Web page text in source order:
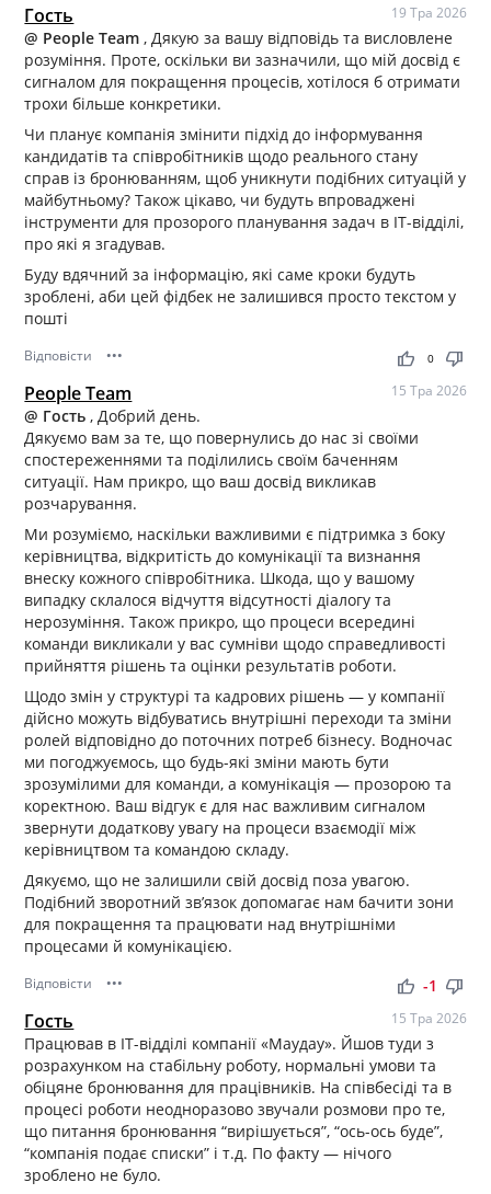
Гость 19 Тра 2026
@ People Team , Дякую за вашу відповідь та висловлене
розуміння. Проте, оскільки ви зазначили, що мій досвід є
сигналом для покращення процесів, хотілося б отримати
трохи більше конкретики.
Чи планує компанія змінити підхід до інформування
кандидатів та співробітників щодо реального стану
справ із бронюванням, щоб уникнути подібних ситуацій у
майбутньому? Також цікаво, чи будуть впроваджені
інструменти для прозорого планування задач в IT-відділі,
про які я згадував.
Буду вдячний за інформацію, які саме кроки будуть
зроблені, аби цей фідбек не залишився просто текстом у
пошті
Відповісти ••• thumb_up thumb_down
0
People Team 15 Тра 2026
@ Гость, Добрий день.
Дякуємо вам за те, що повернулись до нас зі своїми
спостереженнями та поділились своїм баченням
ситуації. Нам прикро, що ваш досвід викликав
розчарування.
Ми розуміємо, наскільки важливими є підтримка з боку
керівництва, відкритість до комунікації та визнання
внеску кожного співробітника. Шкода, що у вашому
випадку склалося відчуття відсутності діалогу та
нерозуміння. Також прикро, що процеси всередині
команди викликали у вас сумніви щодо справедливості
прийняття рішень та оцінки результатів роботи.
Щодо змін у структурі та кадрових рішень — у компанії
дійсно можуть відбуватись внутрішні переходи та зміни
ролей відповідно до поточних потреб бізнесу. Водночас
ми погоджуємось, що будь-які зміни мають бути
зрозумілими для команди, а комунікація — прозорою та
коректною. Ваш відгук є для нас важливим сигналом
звернути додаткову увагу на процеси взаємодії між
керівництвом та командою складу.
Дякуємо, що не залишили свій досвід поза увагою.
Подібний зворотний зв’язок допомагає нам бачити зони
для покращення та працювати над внутрішніми
процесами й комунікацією.
Відповісти ••• thumb_up thumb_down
-1
Гость 15 Тра 2026
Працював в IT-відділі компанії «Маудау». Йшов туди з
розрахунком на стабільну роботу, нормальні умови та
обіцяне бронювання для працівників. На співбесіді та в
процесі роботи неодноразово звучали розмови про те,
що питання бронювання “вирішується”, “ось-ось буде”,
“компанія подає списки” і т.д. По факту — нічого
зроблено не було.